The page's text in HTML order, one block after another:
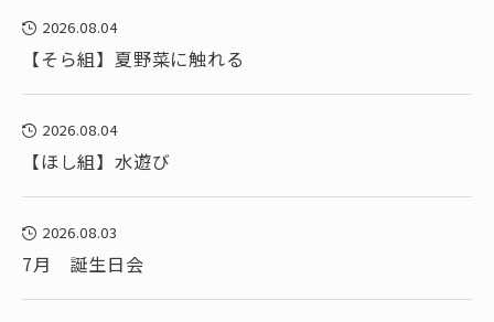
2026.08.04
【そら組】夏野菜に触れる
2026.08.04
【ほし組】水遊び
2026.08.03
7月 誕生日会